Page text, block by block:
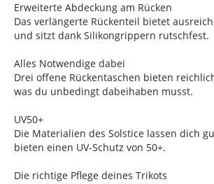
Erweiterte Abdeckung am Rücken
Das verlängerte Rückenteil bietet
und sitzt dank Silikongrippern rutschfest.
Alles Notwendige dabei
Drei offene Rückentaschen bieten
was du unbedingt dabeihaben musst.
UV50+
Die Materialien des Solstice lassen dich
bieten einen UV-Schutz von 50+.
Die richtige Pflege deines Trikots